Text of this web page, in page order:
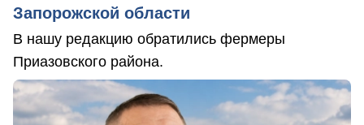
Запорожской области
В нашу редакцию обратились фермеры
Приазовского района.